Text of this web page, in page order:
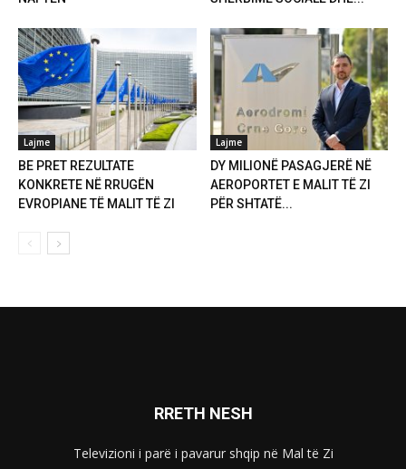
Lajme
BE PRET REZULTATE
KONKRETE NË RRUGËN
EVROPIANE TË MALIT TË ZI
Lajme
DY MILIONË PASAGJERË NË
AEROPORTET E MALIT TË ZI
PËR SHTATË...
RRETH NESH
Televizioni i parë i pavarur shqip në Mal të Zi